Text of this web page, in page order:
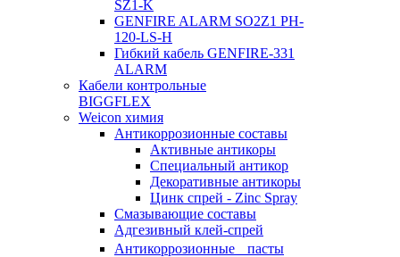
SZ1-K
GENFIRE ALARM SO2Z1 PH-
120-LS-H
Гибкий кабель GENFIRE-331
ALARM
Кабели контрольные
BIGGFLEX
Weicon химия
Антикоррозионные составы
Активные антикоры
Специальный антикор
Декоративные антикоры
Цинк спрей - Zinc Spray
Смазывающие составы
Адгезивный клей-спрей
Антикоррозионные пасты